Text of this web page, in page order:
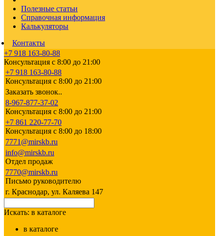
Полезные статьи
Справочная информация
Калькуляторы
Контакты
+7 918 163-80-88
Консультация с 8:00 до 21:00
+7 918 163-80-88
Консультация с 8:00 до 21:00
Заказать звонок..
8-967-877-37-02
Консультация с 8:00 до 21:00
+7 861 220-77-70
Консультация с 8:00 до 18:00
7771@mirskb.ru
info@mirskb.ru
Отдел продаж
7770@mirskb.ru
Письмо руководителю
г. Краснодар, ул. Каляева 147
Искать: в каталоге
в каталоге